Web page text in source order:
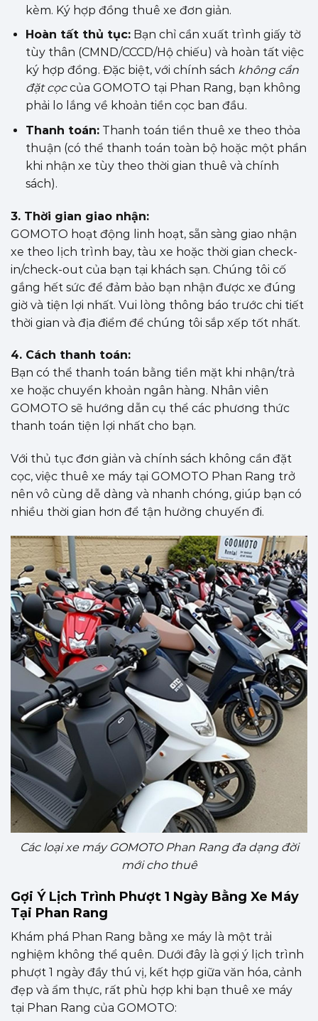
kèm. Ký hợp đồng thuê xe đơn giản.
Hoàn tất thủ tục:Bạn chỉ cần xuất trình giấy tờ
tùy thân (CMND/CCCD/Hộ chiếu) và hoàn tất việc
ký hợp đồng. Đặc biệt, với chính sách không cần
đặt cọccủa GOMOTO tại Phan Rang, bạn không
phải lo lắng về khoản tiền cọc ban đầu.
Thanh toán:Thanh toán tiền thuê xe theo thỏa
thuận (có thể thanh toán toàn bộ hoặc một phần
khi nhận xe tùy theo thời gian thuê và chính
sách).
3. Thời gian giao nhận:
GOMOTO hoạt động linh hoạt, sẵn sàng giao nhận
xe theo lịch trình bay, tàu xe hoặc thời gian check-
in/check-out của bạn tại khách sạn. Chúng tôi cố
gắng hết sức để đảm bảo bạn nhận được xe đúng
giờ và tiện lợi nhất. Vui lòng thông báo trước chi tiết
thời gian và địa điểm để chúng tôi sắp xếp tốt nhất.
4. Cách thanh toán:
Bạn có thể thanh toán bằng tiền mặt khi nhận/trả
xe hoặc chuyển khoản ngân hàng. Nhân viên
GOMOTO sẽ hướng dẫn cụ thể các phương thức
thanh toán tiện lợi nhất cho bạn.
Với thủ tục đơn giản và chính sách không cần đặt
cọc, việc thuê xe máy tại GOMOTO Phan Rang trở
nên vô cùng dễ dàng và nhanh chóng, giúp bạn có
nhiều thời gian hơn để tận hưởng chuyến đi.
Các loại xe máy GOMOTO Phan Rang đa dạng đời
mới cho thuê
Gợi Ý Lịch Trình Phượt 1 Ngày Bằng Xe Máy
Tại Phan Rang
Khám phá Phan Rang bằng xe máy là một trải
nghiệm không thể quên. Dưới đây là gợi ý lịch trình
phượt 1 ngày đầy thú vị, kết hợp giữa văn hóa, cảnh
đẹp và ẩm thực, rất phù hợp khi bạn thuê xe máy
tại Phan Rang của GOMOTO: